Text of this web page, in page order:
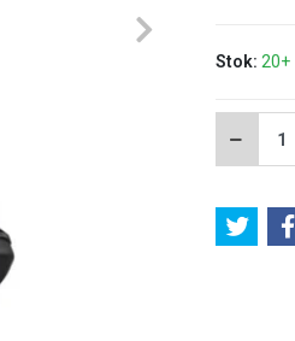
Stok: 20+